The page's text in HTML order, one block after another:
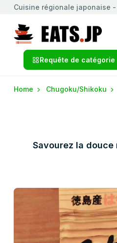
Cuisine régionale japonaise
Requête de catégorie
Home Chugoku/Shikoku
Savourez la